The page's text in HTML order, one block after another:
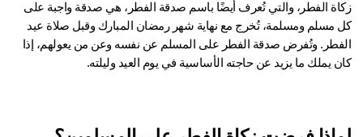
زكاة الفطر، والتي تُعرف أيضًا باسم صدقة الفطر، هي صدقة واجبة على
كل مسلم ومسلمة، تُخرج مع نهاية شهر رمضان المبارك وقبل صلاة عيد
الفطر. وتُفرض صدقة الفطر على المسلم عن نفسه وعن من يعولهم، إذا
يملك ما يزيد عن حاجته الأساسية في يوم العيد وليلته.